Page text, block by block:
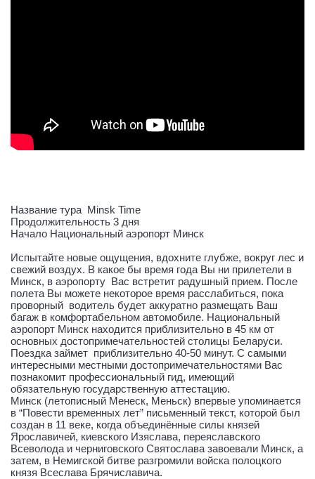
Название тура Minsk Time
Продолжительность 3 дня
Начало Национальный аэропорт Минск
Испытайте новые ощущения, вдохните глубже, вокруг лес и
свежий воздух. В какое бы время года Вы ни прилетели в
Минск, в аэропорту Вас встретит радушный прием. После
полета Вы можете некоторое время расслабиться, пока
проворный водитель будет аккуратно размещать Ваш
багаж в комфортабельном автомобиле. Национальный
аэропорт Минск находится приблизительно в 45 км от
основных достопримечательностей столицы Беларуси.
Поездка займет приблизительно 40-50 минут. С самыми
интересными местными достопримечательностями Вас
познакомит профессиональный гид, имеющий
обязательную государственную аттестацию.
Минск (летописный Менеск, Меньск) впервые упоминается
в “Повести временных лет” письменный текст, которой был
создан в 11 веке, когда объединённые силы князей
Ярославичей, киевского Изяслава, переяславского
Всеволода и черниговского Святослава завоевали Минск, а
затем, в Немигской битве разгромили войска полоцкого
князя Всеслава Брячиславича.